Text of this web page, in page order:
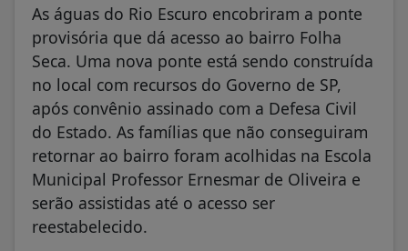
As águas do Rio Escuro encobriram a ponte
provisória que dá acesso ao bairro Folha
Seca. Uma nova ponte está sendo construída
no local com recursos do Governo de SP,
após convênio assinado com a Defesa Civil
do Estado. As famílias que não conseguiram
retornar ao bairro foram acolhidas na Escola
Municipal Professor Ernesmar de Oliveira e
serão assistidas até o acesso ser
reestabelecido.